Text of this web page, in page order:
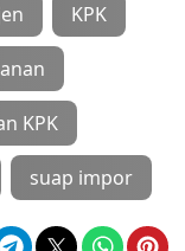
KPK
KPK
suap impor